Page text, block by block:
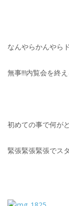
なんやらかんやら
無事!!!内覧会を終
初めての事で何が
緊張緊張緊張でス